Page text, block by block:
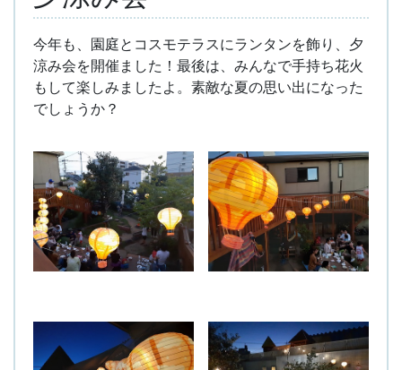
今年も、園庭とコスモテラスにランタンを飾り、夕
涼み会を開催ました！最後は、みんなで手持ち花火
もして楽しみましたよ。素敵な夏の思い出になった
でしょうか？